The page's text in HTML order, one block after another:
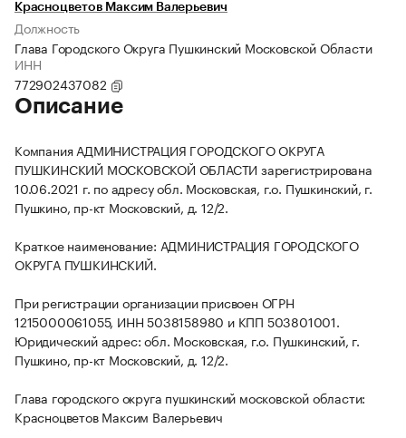
Красноцветов Максим Валерьевич
Должность
Глава Городского Округа Пушкинский Московской Области
ИНН
772902437082
Описание
Компания АДМИНИСТРАЦИЯ ГОРОДСКОГО ОКРУГА
ПУШКИНСКИЙ МОСКОВСКОЙ ОБЛАСТИ зарегистрирована
10.06.2021 г. по адресу обл. Московская, г.о. Пушкинский, г.
Пушкино, пр-кт Московский, д. 12/2.
Краткое наименование: АДМИНИСТРАЦИЯ ГОРОДСКОГО
ОКРУГА ПУШКИНСКИЙ.
При регистрации организации присвоен ОГРН
1215000061055, ИНН 5038158980 и КПП 503801001.
Юридический адрес: обл. Московская, г.о. Пушкинский, г.
Пушкино, пр-кт Московский, д. 12/2.
Глава городского округа пушкинский московской области:
Красноцветов Максим Валерьевич